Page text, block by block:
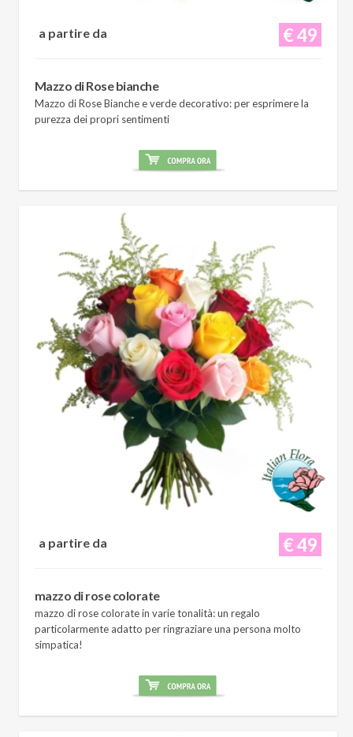
€ 49
a partire da
Mazzo di Rose bianche
Mazzo di Rose Bianche e verde decorativo: per esprimere la
purezza dei propri sentimenti
€ 49
a partire da
mazzo di rose colorate
mazzo di rose colorate in varie tonalità: un regalo
particolarmente adatto per ringraziare una persona molto
simpatica!